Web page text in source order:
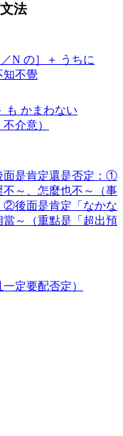
法
N の］＋ うちに
不覺
も かまわない
介意）
面是肯定還是否定：①
～、怎麼也不～（事
②後面是肯定「なかな
～（重點是「超出預
定要配否定）